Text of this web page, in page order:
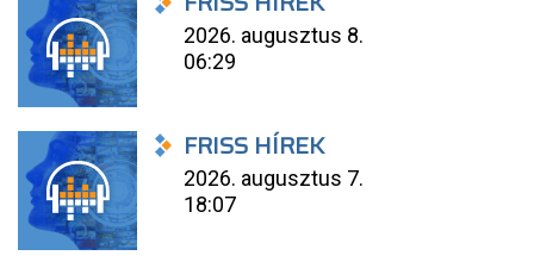
2026. augusztus 8.
06:29
FRISS HÍREK
2026. augusztus 7.
18:07